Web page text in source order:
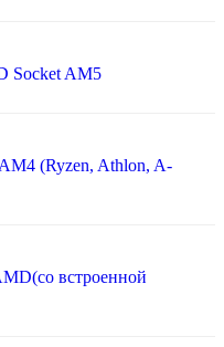
Socket AM5
(Ryzen, Athlon, A-
встроенной